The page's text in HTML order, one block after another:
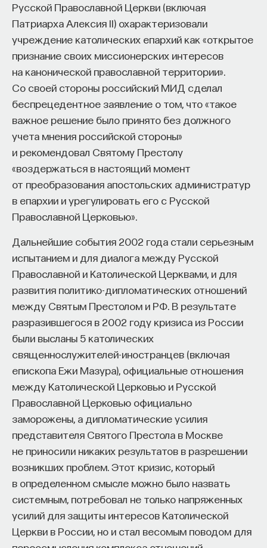
Русской Православной Церкви (включая
Патриарха Алексия II) охарактеризовали
учреждение католических епархий как «открытое
признание своих миссионерских интересов
на канонической православной территории».
Со своей стороны российский МИД сделал
беспрецедентное заявление о том, что «такое
важное решение было принято без должного
учета мнения российской стороны»
и рекомендовал Святому Престолу
«воздержаться в настоящий момент
от преобразования апостольских администратур
в епархии и урегулировать его с Русской
Православной Церковью».
Дальнейшие события 2002 года стали серьезным
испытанием и для диалога между Русской
Православной и Католической Церквами, и для
развития политико-дипломатических отношений
между Святым Престолом и РФ. В результате
разразившегося в 2002 году кризиса из России
были высланы 5 католических
священнослужителей-иностранцев (включая
епископа Ежи Мазура), официальные отношения
между Католической Церковью и Русской
Православной Церковью официально
заморожены, а дипломатические усилия
представителя Святого Престола в Москве
не приносили никаких результатов в разрешении
возникших проблем. Этот кризис, который
в определенном смысле можно было назвать
системным, потребовал не только напряженных
усилий для защиты интересов Католической
Церкви в России, но и стал весомым поводом для